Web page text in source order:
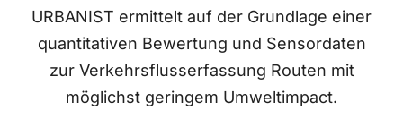
URBANIST ermittelt auf der Grundlage einer
quantitativen Bewertung und Sensordaten
zur Verkehrsflusserfassung Routen mit
möglichst geringem Umweltimpact.